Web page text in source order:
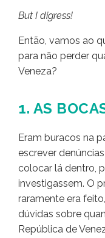
But I digress!
Então, vamos ao
para não perder
Veneza?
1. AS
Eram buracos na
escrever
colocar lá dentro,
investigassem. O
raramente era
dúvidas sobre
República de